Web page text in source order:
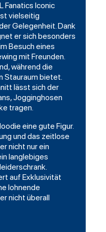
Fanatics Iconic
vielseitig
Gelegenheit. Dank
er sich besonders
Besuch eines
mit Freunden.
während die
Stauraum bietet.
lässt sich der
Jogginghosen
tragen.
eine gute Figur.
und das zeitlose
nicht nur ein
langlebiges
auf Exklusivität
lohnende
nicht überall